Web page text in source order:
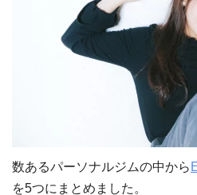
数あるパーソナルジムの中から
を5つにまとめました。